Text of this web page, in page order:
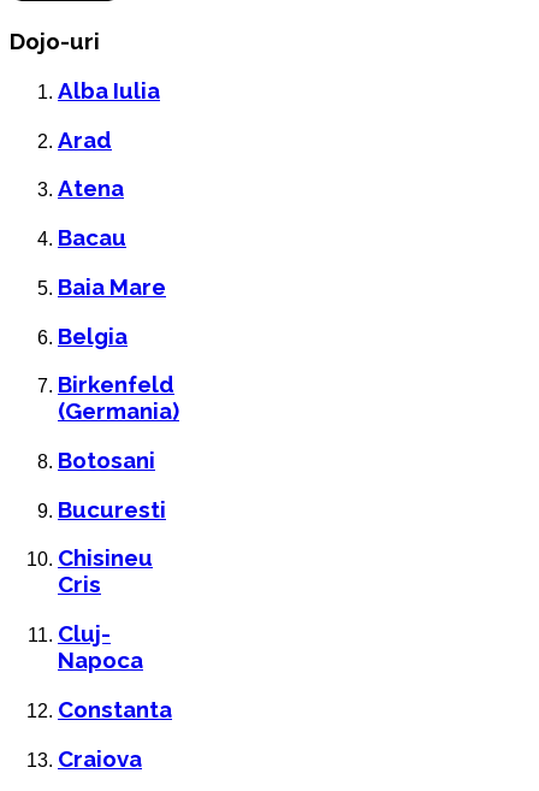
Dojo-uri
Alba Iulia
Arad
Atena
Bacau
Baia Mare
Belgia
Birkenfeld
(Germania)
Botosani
Bucuresti
Chisineu
Cris
Cluj-
Napoca
Constanta
Craiova